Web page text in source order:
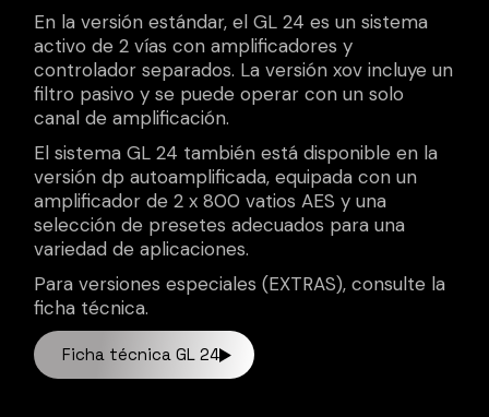
En la versión estándar, el GL 24 es un sistema
activo de 2 vías con amplificadores y
controlador separados. La versión xov incluye un
filtro pasivo y se puede operar con un solo
canal de amplificación.
El sistema GL 24 también está disponible en la
versión dp autoamplificada, equipada con un
amplificador de 2 x 800 vatios AES y una
selección de presetes adecuados para una
variedad de aplicaciones.
Para versiones especiales (EXTRAS), consulte la
ficha técnica.
Ficha técnica GL 24